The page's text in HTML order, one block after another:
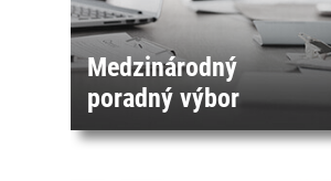
Medzinárodný
poradný výbor